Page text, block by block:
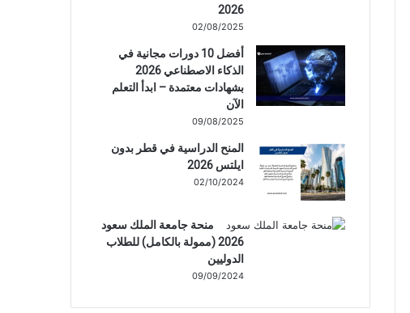
2026
02/08/2025
أفضل 10 دورات مجانية في
الذكاء الاصطناعي 2026
بشهادات معتمدة – ابدأ التعلم
الآن
09/08/2025
المنح الدراسية في قطر بدون
ايلتس 2026
02/10/2024
منحة جامعة الملك سعود
2026 (ممولة بالكامل) للطلاب
الدوليين
09/09/2024